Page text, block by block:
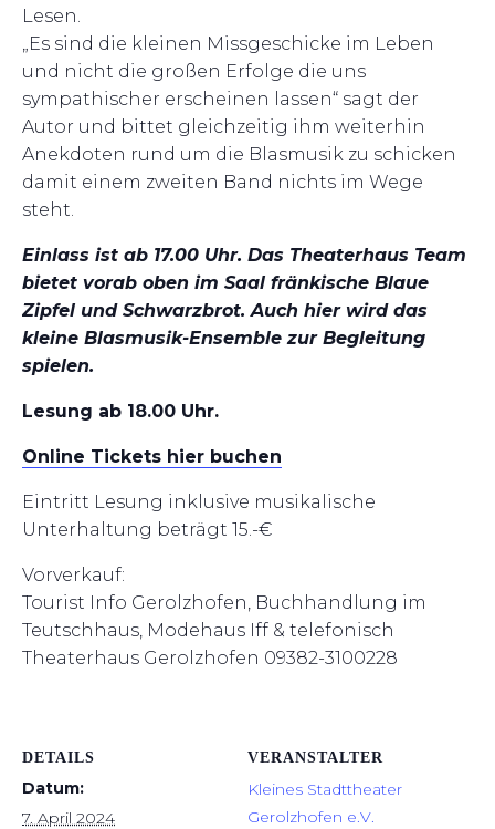
Lesen.
„Es sind die kleinen Missgeschicke im Leben
und nicht die großen Erfolge die uns
sympathischer erscheinen lassen“ sagt der
Autor und bittet gleichzeitig ihm weiterhin
Anekdoten rund um die Blasmusik zu schicken
damit einem zweiten Band nichts im Wege
steht.
Einlass ist ab 17.00 Uhr. Das Theaterhaus Team
bietet vorab oben im Saal fränkische Blaue
Zipfel und Schwarzbrot.Auch hier wird das
kleine Blasmusik-Ensemble zur Begleitung
spielen.
Lesung ab 18.00 Uhr.
Online Tickets hier buchen
Eintritt Lesung inklusive musikalische
Unterhaltung beträgt 15.-€
Vorverkauf:
Tourist Info Gerolzhofen, Buchhandlung im
Teutschhaus, Modehaus Iff & telefonisch
Theaterhaus Gerolzhofen 09382-3100228
DETAILS
Datum:
7. April 2024
VERANSTALTER
Kleines Stadttheater
Gerolzhofen e.V.